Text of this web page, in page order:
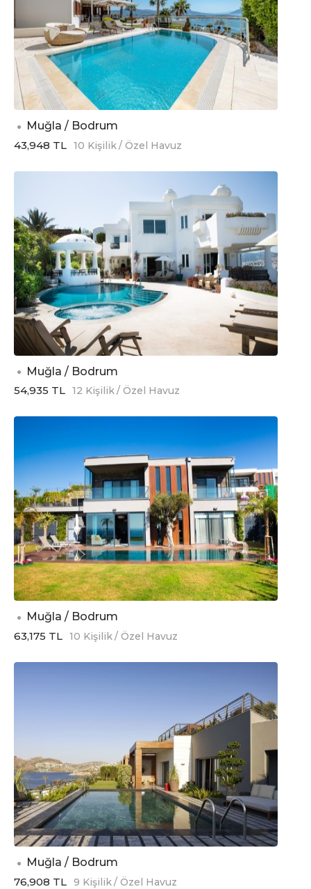
Muğla / Bodrum
43,948 TL 10 Kişilik/ Özel Havuz
Muğla / Bodrum
54,935 TL 12 Kişilik/ Özel Havuz
Muğla / Bodrum
63,175 TL 10 Kişilik/ Özel Havuz
Muğla / Bodrum
76,908 TL
9 Kişilik/ Özel Havuz